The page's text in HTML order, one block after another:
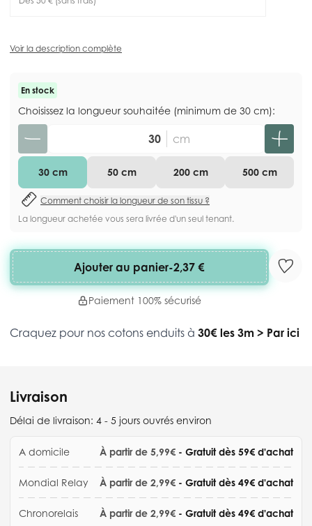
Voir la description complète
En stock
Choisissez la longueur souhaitée (minimum de 30 cm):
cm
30 cm 50 cm 200 cm 500 cm
Comment choisir la longueur de son tissu ?
La longueur achetée vous sera livrée d'un seul tenant.
Ajouter au panier-2,37 €
Paiement 100% sécurisé
Craquez pour nos cotons enduits à 30€ les 3m > Par ici
Livraison
Délai de livraison: 4 - 5 jours ouvrés environ
A domicile À partir de 5,99€ - Gratuit dès 59€ d'achat
Mondial Relay À partir de 2,99€ - Gratuit dès 49€ d'achat
Chronorelais À partir de 2,99€ - Gratuit dès 49€ d'achat